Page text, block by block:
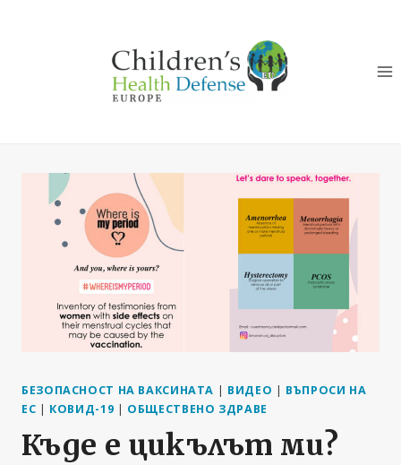
БЕЗОПАСНОСТ НА ВАКСИНАТА | ВИДЕО | ВЪПРОСИ НА
ЕС | КОВИД-19 | ОБЩЕСТВЕНО ЗДРАВЕ
Къде е цикълът ми?